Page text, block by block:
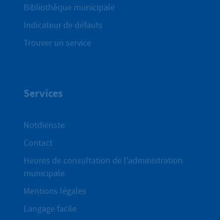
Bibliothèque municipale
Indicateur de défauts
Trouver un service
Services
Notdienste
Contact
Heures de consultation de l'administration
municipale
Mentions légales
Langage facile